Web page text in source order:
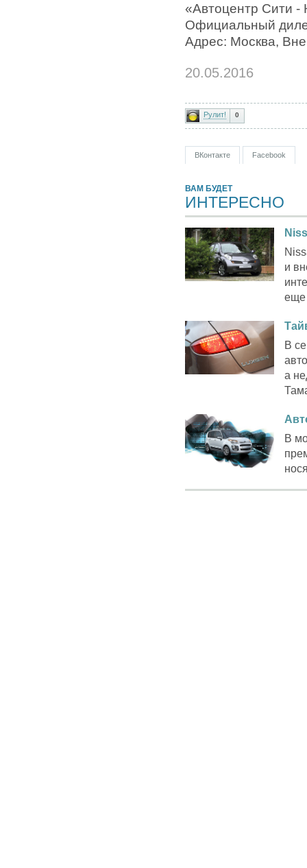
«Автоцентр Сити -
Официальный
Адрес: Москва,
20.05.2016
Рулит! 0
ВКонтакте Facebook
ВАМ БУДЕТ
ИНТЕРЕСНО
и
еще
В
а
В